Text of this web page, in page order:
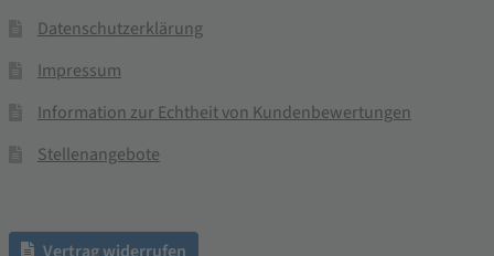
Datenschutzerklärung
Impressum
Information zur Echtheit von Kundenbewertungen
Stellenangebote